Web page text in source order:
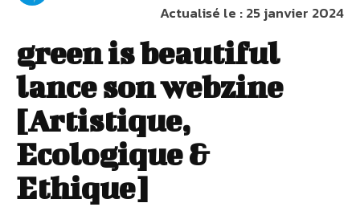
Actualisé le :25 janvier 2024
green is beautiful
lance son webzine
[Artistique,
Ecologique &
Ethique]